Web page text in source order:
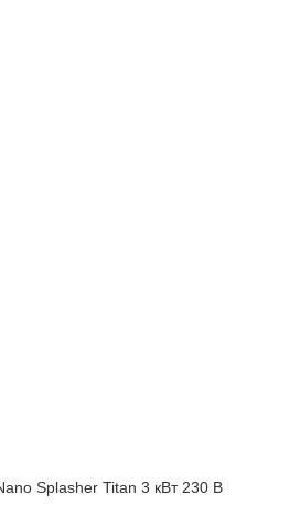
Splasher Titan 3 кВт 230 В